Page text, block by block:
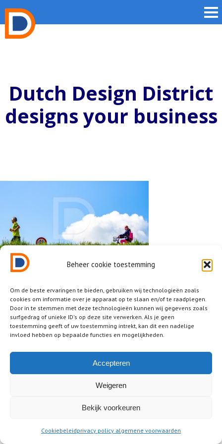
Beheer cookie toestemming
Om de beste ervaringen te bieden, gebruiken wij technologieën zoals
cookies om informatie over je apparaat op te slaan en/of te raadplegen.
Door in te stemmen met deze technologieën kunnen wij gegevens zoals
surfgedrag of unieke ID's op deze site verwerken. Als je geen
toestemming geeft of uw toestemming intrekt, kan dit een nadelige
invloed hebben op bepaalde functies en mogelijkheden.
Accepteren
Weigeren
Bekijk voorkeuren
Cookiebeleidprivacy policy algemene voorwaarden
Dutch Design District
designs your business
2025 © Dutch Design District ® • all rights reserved
legal / juridisch